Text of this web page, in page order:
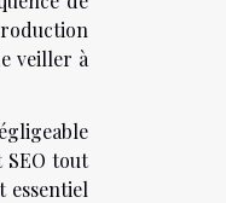
veiller à
SEO tout
essentiel